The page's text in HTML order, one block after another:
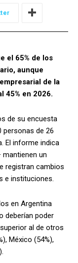
el 65% de los
aunque
de la
45% en 2026.
de su encuesta
personas de 26
El informe indica
mantienen un
registran cambios
e instituciones.
en Argentina
deberían poder
al de otros
México (54%),